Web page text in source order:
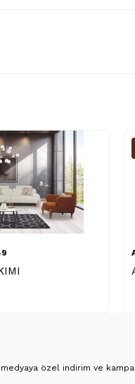
KODU -49
KOLTUK TAKIMI
özel indirim ve